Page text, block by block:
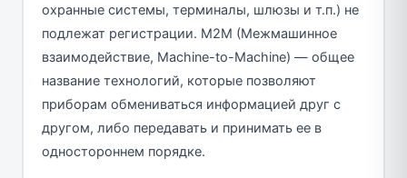
охранные системы, терминалы, шлюзы и т.п.) не
подлежат регистрации. M2M (Межмашинное
взаимодействие, Machine-to-Machine) — общее
название технологий, которые позволяют
приборам обмениваться информацией друг с
другом, либо передавать и принимать ее в
одностороннем порядке.